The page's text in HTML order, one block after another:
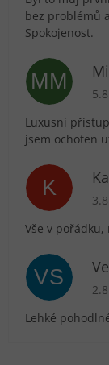
bez problémů
Spokojenost.
MM
Luxusní
jsem ochoten
K
Vše v
VS
Lehké